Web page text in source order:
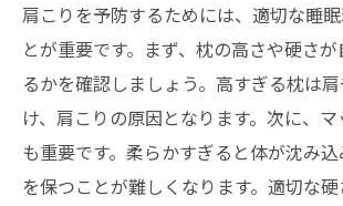
肩こりを予防するためには、適切な睡
とが重要です。まず、枕の高さや硬さ
るかを確認しましょう。高すぎる枕は
け、肩こりの原因となります。次に、
も重要です。柔らかすぎると体が沈み
を保つことが難しくなります。適切な